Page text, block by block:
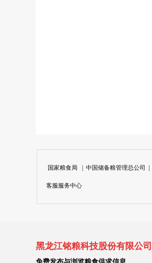
国家粮食局 中国储备粮管理总公司
客服服务中心
黑龙江铭粮科技股份有限公司